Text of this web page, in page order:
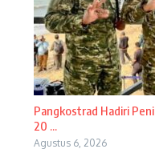
Pangkostrad Hadiri
20 ...
Agustus 6, 2026